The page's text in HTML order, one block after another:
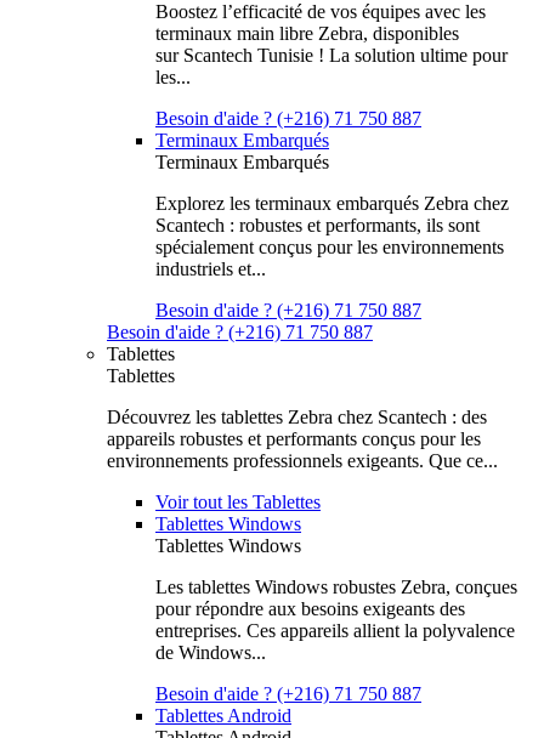
Boostez l’efficacité de vos équipes avec les
terminaux main libre Zebra, disponibles
sur Scantech Tunisie ! La solution ultime pour
les...
Besoin d'aide ? (+216) 71 750 887
Terminaux Embarqués
Terminaux Embarqués
Explorez les terminaux embarqués Zebra chez
Scantech : robustes et performants, ils sont
spécialement conçus pour les environnements
industriels et...
Besoin d'aide ? (+216) 71 750 887
Besoin d'aide ? (+216) 71 750 887
Tablettes
Tablettes
Découvrez les tablettes Zebra chez Scantech : des
appareils robustes et performants conçus pour les
environnements professionnels exigeants. Que ce...
Voir tout les Tablettes
Tablettes Windows
Tablettes Windows
Les tablettes Windows robustes Zebra, conçues
pour répondre aux besoins exigeants des
entreprises. Ces appareils allient la polyvalence
de Windows...
Besoin d'aide ? (+216) 71 750 887
Tablettes Android